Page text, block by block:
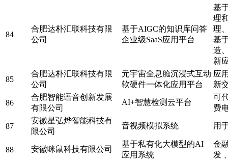
84
合肥达朴汇联科技有限
公司
基于AIGC的知识库问答
企业级SaaS应用平台
基
理
理
基
造
新
85
合肥达朴汇联科技有限
公司
元宇宙全息舱沉浸式互动
软硬件一体化应用平台
应
新
86
合肥智能语音创新发展
有限公司
AI+智慧检测云平台
可
费
87
安徽星弘烨智能科技有
限公司
音视频模拟系统 用
88 安徽咪鼠科技有限公司
基于私有化大模型的AI
应用系统
金
发